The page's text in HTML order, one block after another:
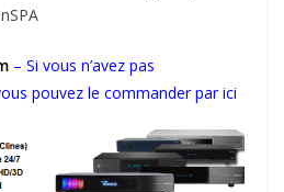
– Si vous n’avez pas
pouvez le commander parici